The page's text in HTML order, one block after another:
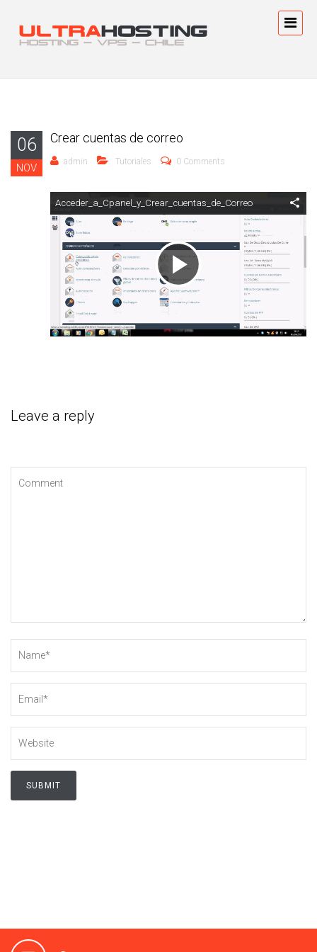
06
NOV
Crear cuentas de correo
admin Tutoriales 0 Comments
Acceder_a_Cpanel_y_Crear_cuentas_de_Correo
Reproducir
Leave a reply